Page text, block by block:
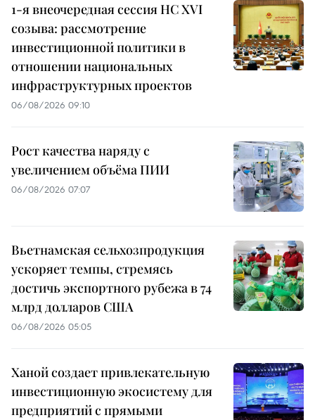
1-я внеочередная сессия НС XVI
созыва: рассмотрение
инвестиционной политики в
отношении национальных
инфраструктурных проектов
06/08/2026 09:10
Рост качества наряду с
увеличением объёма ПИИ
06/08/2026 07:07
Вьетнамская сельхозпродукция
ускоряет темпы, стремясь
достичь экспортного рубежа в 74
млрд долларов США
06/08/2026 05:05
Ханой создает привлекательную
инвестиционную экосистему для
предприятий с прямыми